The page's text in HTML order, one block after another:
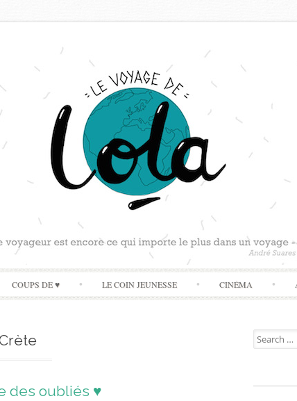
Skip
to
COUPS DE ♥ LE COIN JEUNESSE CINÉMA
des oubliés ♥
Search
for: